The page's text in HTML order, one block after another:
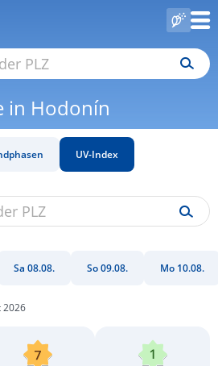
in Hodonín
UV-Index
Sa 08.08. So 09.08. Mo 10.08.
2026